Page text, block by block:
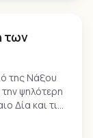
των
της Νάξου
ψηλότερη
Δία και τι